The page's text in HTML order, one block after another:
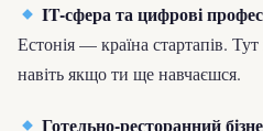
IT-сфера та цифрові
Естонія — країна стартапів.
навіть якщо ти ще навчаєшся.
Готельно-ресторанний